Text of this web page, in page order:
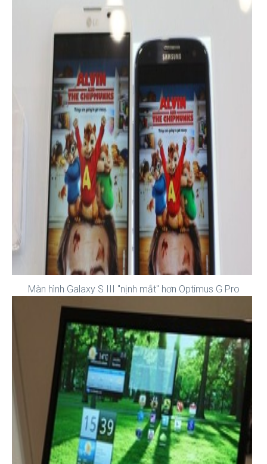
Màn hình Galaxy S III "nịnh mắt" hơn Optimus G Pro